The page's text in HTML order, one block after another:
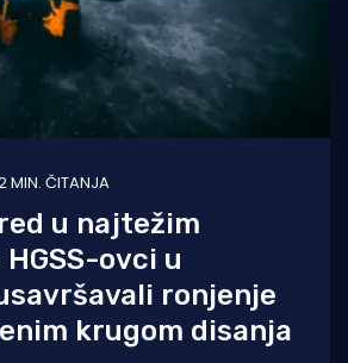
MIN. ČITANJA
u najtežim
ovci u
ronjenje
krugom disanja